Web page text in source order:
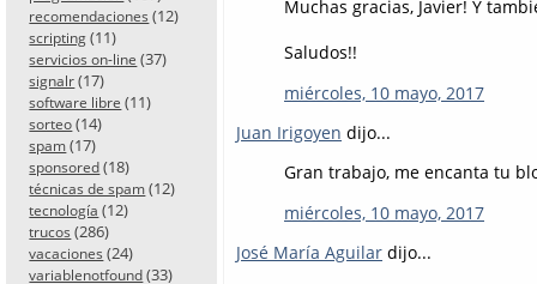
recomendaciones (12)
scripting (11)
servicios on-line (37)
signalr (17)
software libre (11)
sorteo (14)
spam (17)
sponsored (18)
técnicas de spam (12)
tecnología (12)
trucos (286)
vacaciones (24)
variablenotfound (33)
Muchas gracias, Javier! Y
Saludos!!
miércoles, 10 mayo, 2017
Juan Irigoyen dijo...
Gran trabajo, me encanta tu
miércoles, 10 mayo, 2017
José María Aguilar dijo...